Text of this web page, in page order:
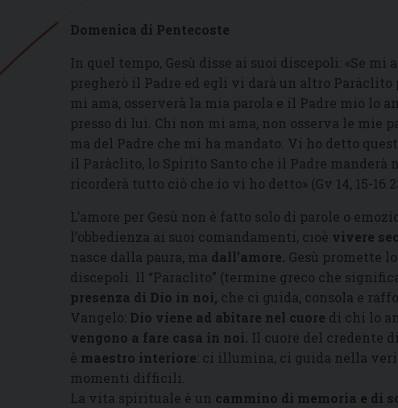
Domenica di Pentecoste
In quel tempo, Gesù disse ai suoi discepoli: «Se
pregherò il Padre ed egli vi darà un altro
mi ama, osserverà la mia parola e il Padre mio lo
presso di lui. Chi non mi ama, non osserva le mie
ma del Padre che mi ha mandato. Vi ho detto
il Paràclito, lo Spirito Santo che il Padre manderà
ricorderà tutto ciò che io vi ho detto» (Gv 14, 15-
L’amore per Gesù non è fatto solo di parole o
l’obbedienza ai suoi comandamenti, cioè vivere
nasce dalla paura, ma dall’amore Gesù promette lo
discepoli. Il “Paraclito” (termine greco che
presenza di Dio in noi, che ci guida, consola e
Vangelo: Dio viene ad abitare nel cuore di chi lo
vengono a fare casa in noi Il cuore del credente
è maestro interiore: ci illumina, ci guida nella
momenti difficili.
La vita spirituale è un cammino di memoria e di